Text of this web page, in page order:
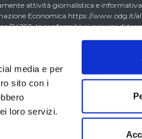
media e per
sito con i
loro servizi.
attività giornalistica e informativa
Economica https://www.odg.it/
24292. In conformità ai principi di
detenere, sebbene in percentuali
del capitale, gli strumenti finanziari
di interesse con i lettori stessi.
delle presenti informazioni
Metodo, della Carta dei Doveri
di Vendita laddove applicabili. Il
titolo esemplificativo, dati di mercato,
etc. (di seguito il “Contenuto”) ha